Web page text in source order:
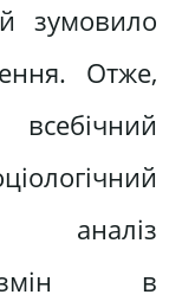
зумовило
Отже,
змін в